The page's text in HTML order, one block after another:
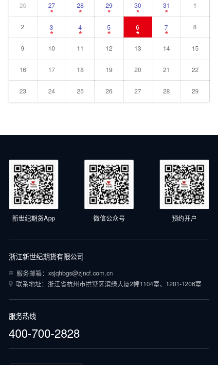
26 27 28 29 30 31 1
2 3 4 5 6 7 8
9 10 11 12 13 14 15
16 17 18 19 20 21 22
23 24 25 26 27 28 29
新世纪期货App 微信公众号 预约开户
浙江新世纪期货有限公司
服务邮箱：xsjqhbgs@zjncf.com.cn
联系地址：浙江省杭州市拱墅区滨绿大厦2幢1104室、1201-1206室
服务热线
400-700-2828